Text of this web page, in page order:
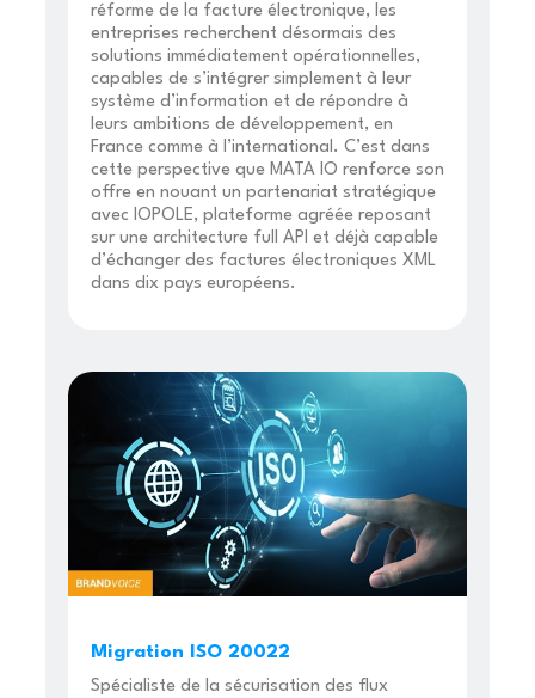
réforme de la facture électronique, les
entreprises recherchent désormais des
solutions immédiatement opérationnelles,
capables de s’intégrer simplement à leur
système d’information et de répondre à
leurs ambitions de développement, en
France comme à l’international. C’est dans
cette perspective que MATA IO renforce son
offre en nouant un partenariat stratégique
avec IOPOLE, plateforme agréée reposant
sur une architecture full API et déjà capable
d’échanger des factures électroniques XML
dans dix pays européens.
Migration ISO 20022
Spécialiste de la sécurisation des flux